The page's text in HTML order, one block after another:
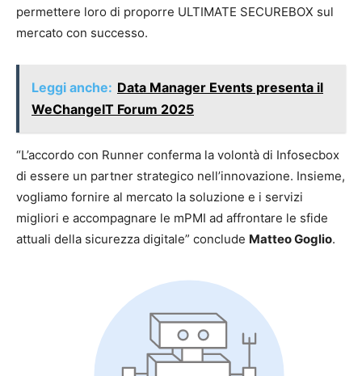
permettere loro di proporre ULTIMATE SECUREBOX sul
mercato con successo.
Leggi anche: Data Manager Events presenta il
WeChangeIT Forum 2025
“L’accordo con Runner conferma la volontà di Infosecbox
di essere un partner strategico nell’innovazione. Insieme,
vogliamo fornire al mercato la soluzione e i servizi
migliori e accompagnare le mPMI ad affrontare le sfide
attuali della sicurezza digitale” conclude Matteo Goglio.